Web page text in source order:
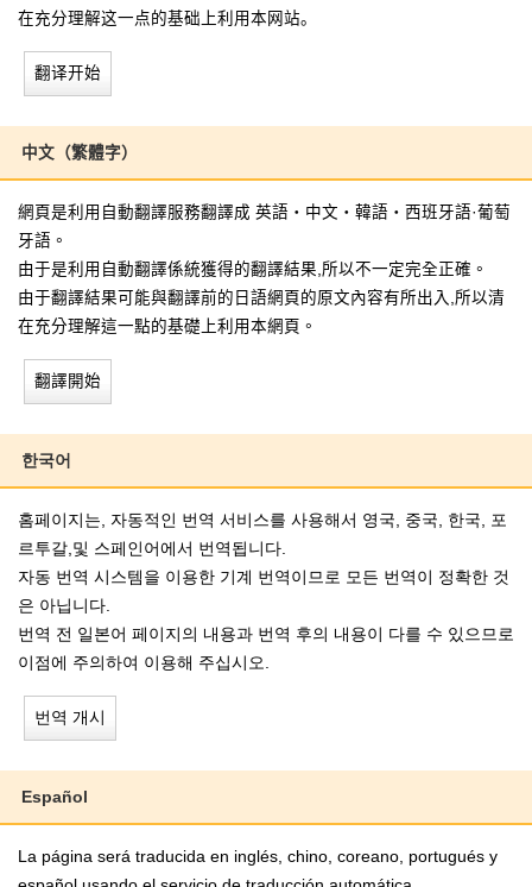
在充分理解这一点的基础上利用本网站。
翻译开始
中文（繁體字）
網頁是利用自動翻譯服務翻譯成 英語・中文・韓語・西班牙語·葡萄
牙語。
由于是利用自動翻譯係統獲得的翻譯結果,所以不一定完全正確。
由于翻譯結果可能與翻譯前的日語網頁的原文內容有所出入,所以清
在充分理解這一點的基礎上利用本網頁。
翻譯開始
한국어
홈페이지는, 자동적인 번역 서비스를 사용해서 영국, 중국, 한국, 포
르투갈,및 스페인어에서 번역됩니다.
자동 번역 시스템을 이용한 기계 번역이므로 모든 번역이 정확한 것
은 아닙니다.
번역 전 일본어 페이지의 내용과 번역 후의 내용이 다를 수 있으므로
이점에 주의하여 이용해 주십시오.
번역 개시
Español
La página será traducida en inglés, chino, coreano, portugués y